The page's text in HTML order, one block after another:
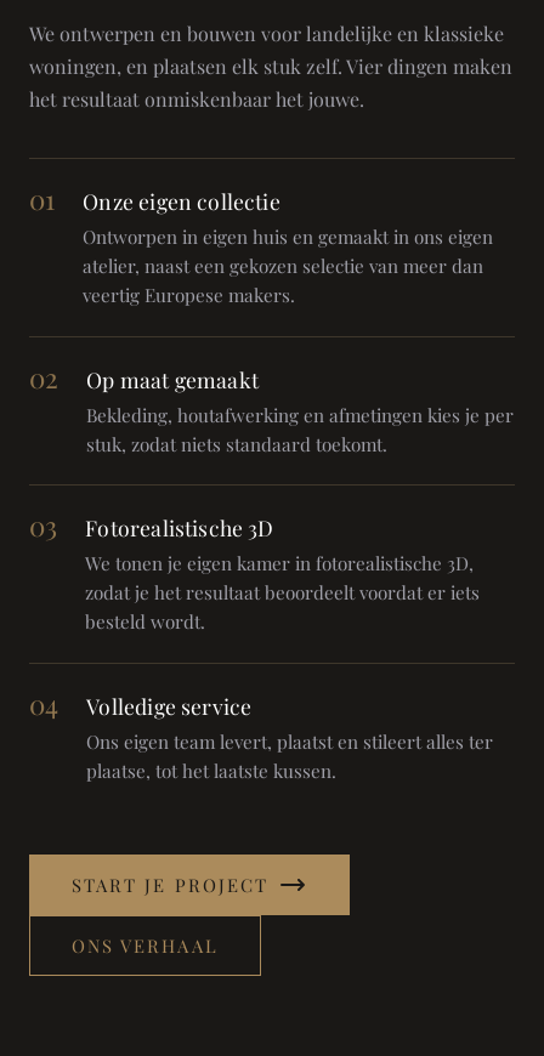
We ontwerpen en bouwen voor landelijke en klassieke
woningen, en plaatsen elk stuk zelf. Vier dingen maken
het resultaat onmiskenbaar het jouwe.
01 Onze eigen collectie
Ontworpen in eigen huis en gemaakt in ons eigen
atelier, naast een gekozen selectie van meer dan
veertig Europese makers.
02 Op maat gemaakt
Bekleding, houtafwerking en afmetingen kies je per
stuk, zodat niets standaard toekomt.
03 Fotorealistische 3D
We tonen je eigen kamer in fotorealistische 3D,
zodat je het resultaat beoordeelt voordat er iets
besteld wordt.
04 Volledige service
Ons eigen team levert, plaatst en stileert alles ter
plaatse, tot het laatste kussen.
START JE PROJECT
ONS VERHAAL